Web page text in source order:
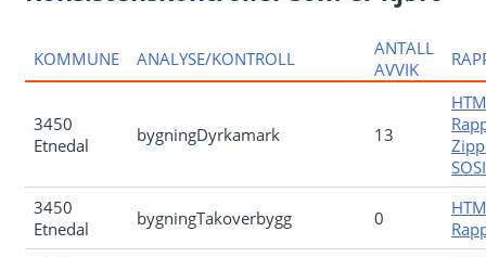
KOMMUNE ANALYSE/KONTROLL
ANTALL
AVVIK
3450
Etnedal
bygningDyrkamark 13
3450
Etnedal
bygningTakoverbygg 0